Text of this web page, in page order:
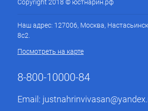
Copyright 2018 © юстнарин.рф
Наш адрес: 127006, Москва,
8с2.
Посмотреть на карте
8-800-10000-84
Email: